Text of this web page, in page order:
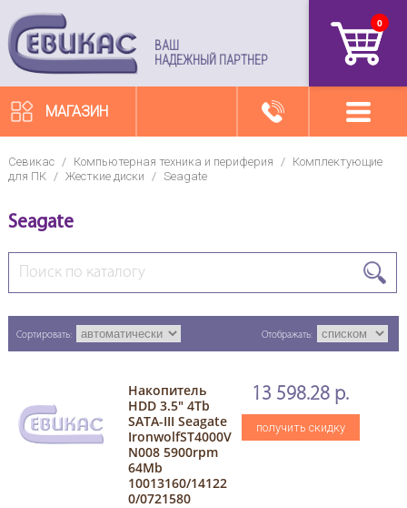
ВАШ
НАДЕЖНЫЙ ПАРТНЕР
0
МАГАЗИН
Севикас / Компьютерная техника и периферия /
Комплектующие
для ПК / Жесткие диски / Seagate
Seagate
Сортировать: Отображать:
Накопитель
HDD 3.5" 4Tb
SATA-III Seagate
IronwolfST4000V
N008 5900rpm
64Mb
10013160/14122
0/0721580
13 598.28 р.
получить скидку